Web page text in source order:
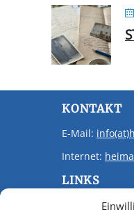
KONTAKT
E-Mail:
Internet:
LINKS